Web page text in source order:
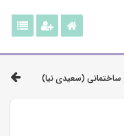
ساختمانی (سعیدی نیا)